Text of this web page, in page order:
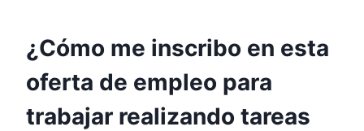
¿Cómo me inscribo en esta
oferta de empleo para
trabajar realizando tareas